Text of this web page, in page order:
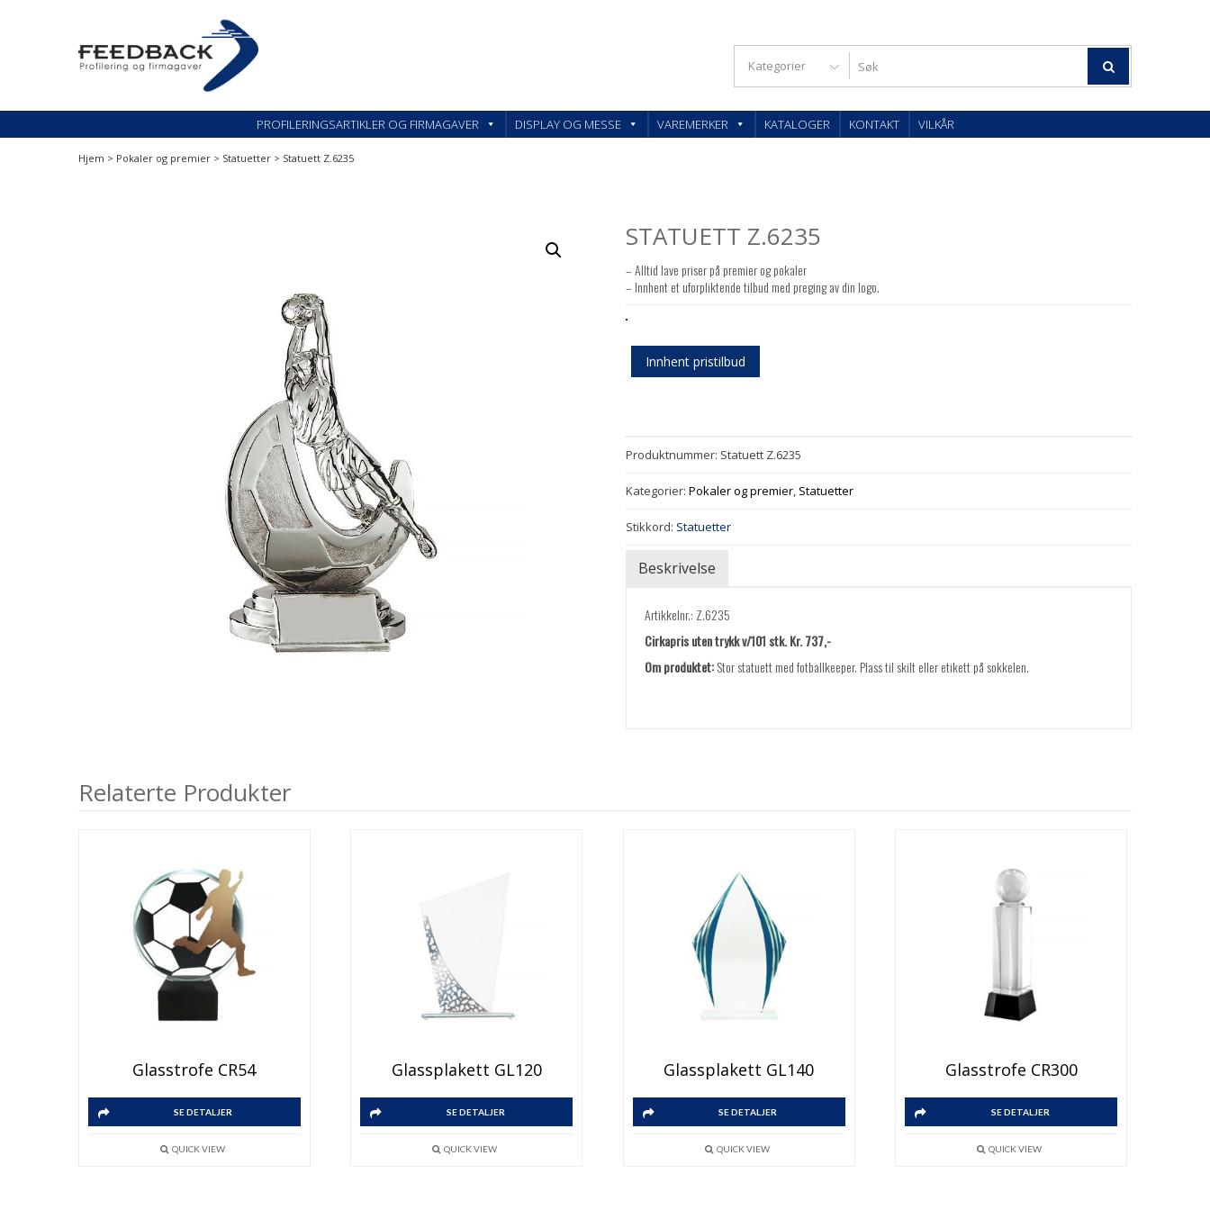
PROFILERINGSARTIKLER OG FIRMAGAVER DISPLAY OG MESSE VAREMERKER KATALOGER KONTAKT VILKÅR
Hjem > Pokaler og premier > Statuetter > Statuett Z.6235
STATUETT Z.6235
– Alltid lave priser på premier og pokaler
– Innhent et uforpliktende tilbud med preging av din logo.
Innhent pristilbud
Produktnummer: Statuett Z.6235
Kategorier:Pokaler og premier, Statuetter
Stikkord: Statuetter
Beskrivelse
Artikkelnr.: Z.6235
Cirkapris uten trykk v/101 stk. Kr. 737,-
Om produktet:Stor statuett med fotballkeeper. Plass til skilt eller etikett på sokkelen.
Relaterte Produkter
Glasstrofe CR54
SE DETALJER
QUICK VIEW
Glassplakett GL120
SE DETALJER
QUICK VIEW
Glassplakett GL140
SE DETALJER
QUICK VIEW
Glasstrofe CR300
SE DETALJER
QUICK VIEW